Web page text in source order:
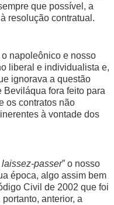
que possível, a
resolução contratual.
napoleônico e nosso
liberal e individualista e,
ignorava a questão
fora feito para
os contratos não
à vontade dos
passer” o nosso
época, algo assim bem
Civil de 2002 que foi
anterior, a